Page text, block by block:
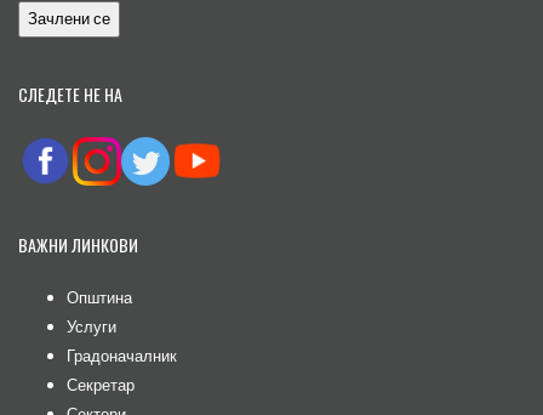
СЛЕДЕТЕ НЕ НА
ВАЖНИ ЛИНКОВИ
Општина
Услуги
Градоначалник
Секретар